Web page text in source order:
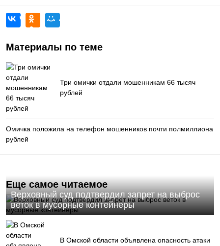
Материалы по теме
Три омички отдали мошенникам 66 тысяч
рублей
Омичка положила на телефон мошенников почти полмиллиона
рублей
Еще самое читаемое
Верховный суд подтвердил запрет на выброс
веток в мусорные контейнеры
В Омской области объявлена опасность атаки